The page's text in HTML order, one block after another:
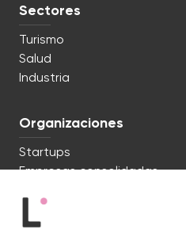
Sectores
Turismo
Salud
Industria
Organizaciones
Startups
Empresas consolidadas